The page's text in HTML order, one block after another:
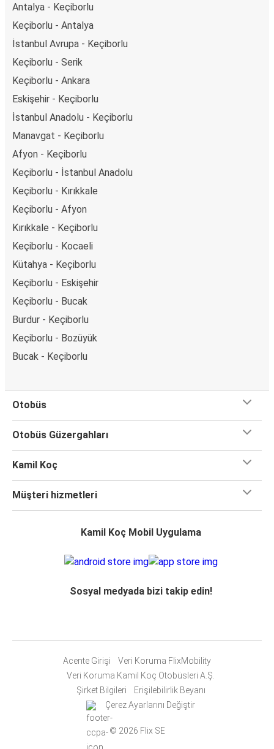
Antalya - Keçiborlu
Keçiborlu - Antalya
İstanbul Avrupa - Keçiborlu
Keçiborlu - Serik
Keçiborlu - Ankara
Eskişehir - Keçiborlu
İstanbul Anadolu - Keçiborlu
Manavgat - Keçiborlu
Afyon - Keçiborlu
Keçiborlu - İstanbul Anadolu
Keçiborlu - Kırıkkale
Keçiborlu - Afyon
Kırıkkale - Keçiborlu
Keçiborlu - Kocaeli
Kütahya - Keçiborlu
Keçiborlu - Eskişehir
Keçiborlu - Bucak
Burdur - Keçiborlu
Keçiborlu - Bozüyük
Bucak - Keçiborlu
Otobüs
Otobüs Güzergahları
Kamil Koç
Müşteri hizmetleri
Kamil Koç Mobil Uygulama
Sosyal medyada bizi takip edin!
Acente Girişi
Veri Koruma FlixMobility
Veri Koruma Kamil Koç Otobüsleri A.Ş.
Şirket Bilgileri
Erişilebilirlik Beyanı
Çerez Ayarlarını Değiştir
© 2026 Flix SE